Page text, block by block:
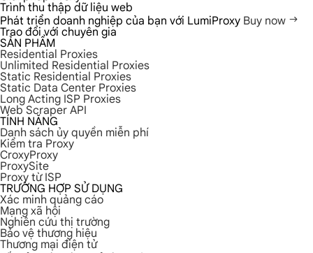
Trình thu thập dữ liệu web
Phát triển doanh nghiệp của bạn với LumiProxy Buy now
Trao đổi với chuyên gia
SẢN PHẨM
Residential Proxies
Unlimited Residential Proxies
Static Residential Proxies
Static Data Center Proxies
Long Acting ISP Proxies
Web Scraper API
TÍNH NĂNG
Danh sách ủy quyền miễn phí
Kiểm tra Proxy
CroxyProxy
ProxySite
Proxy từ ISP
TRƯỜNG HỢP SỬ DỤNG
Xác minh quảng cáo
Mạng xã hội
Nghiên cứu thị trường
Bảo vệ thương hiệu
Thương mại điện tử